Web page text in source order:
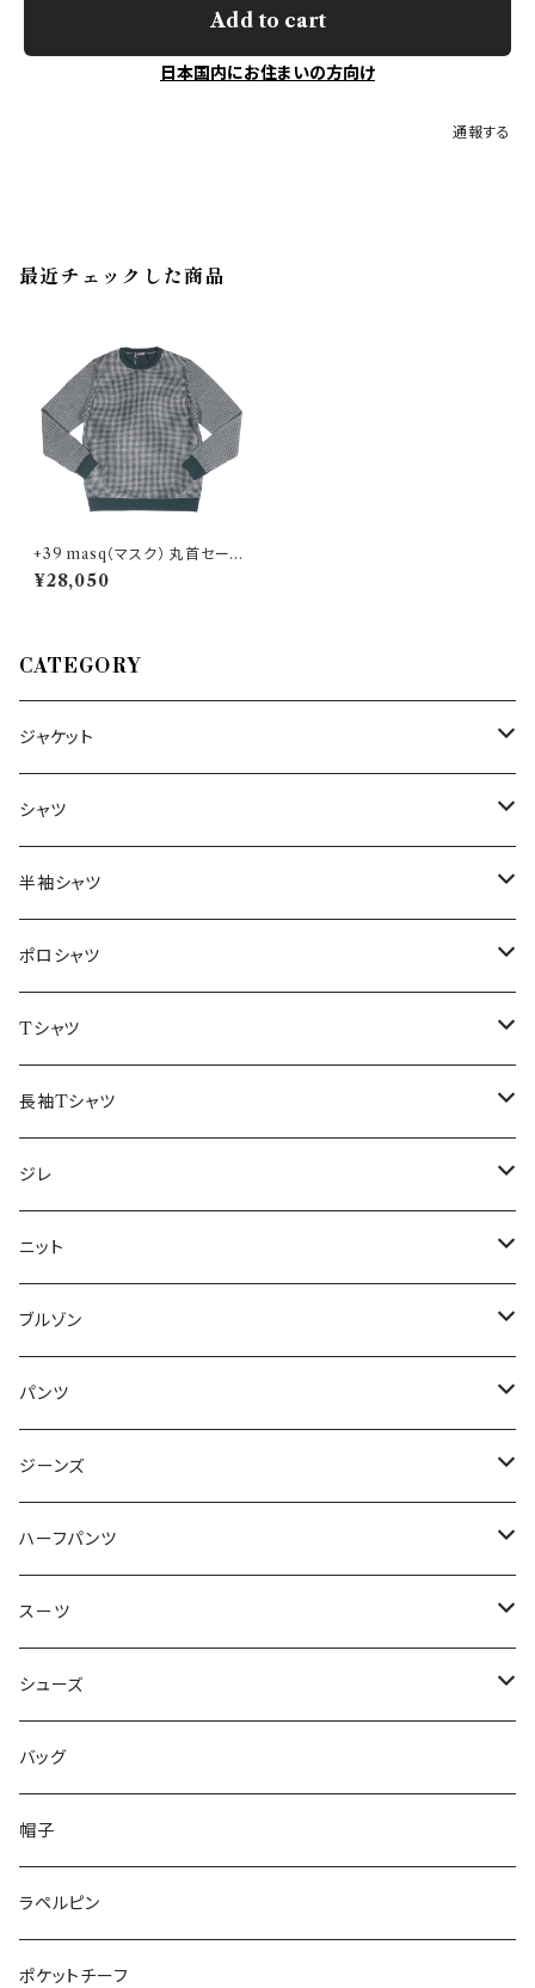
Add to cart
日本国内にお住まいの方向け
通報する
最近チェックした商品
+39 masq（マスク） 丸首セータ
ー I21-MASQ4528-12-00 2
7226
¥28,050
CATEGORY
ジャケット
～44/S
46/M
48/L
50/XL～
シャツ
～44/S
46/M
48/L
50/XL～
半袖シャツ
～44/S
46/M
48/L
50/XL～
ポロシャツ
～44/S
46/M
48/L
50/XL～
Tシャツ
～44/S
46/M
48/L
50/XL～
長袖Tシャツ
～44/S
46/M
48/L
50/XL～
ジレ
～44/S
46/M
48/L
50/XL～
ニット
～44/S
46/M
48/L
50/XL～
ブルゾン
～44/S
46/M
48/L
50/XL～
パンツ
～44/S
46/M
48/L
50/XL～
ジーンズ
～44/S
46/M
48/L
50/XL～
ハーフパンツ
～44/S
46/M
48/L
50/XL～
スーツ
～44/S
46/M
48/L
50/XL～
シューズ
～25.5cm
26cm～
27cm～
28cm～
バッグ
帽子
ラペルピン
ポケットチーフ